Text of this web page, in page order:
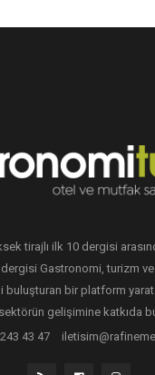
tirajlı ilk 10 dergisi
Gastronomi, turizm
bir platform
gelişimine katkıda
43 47